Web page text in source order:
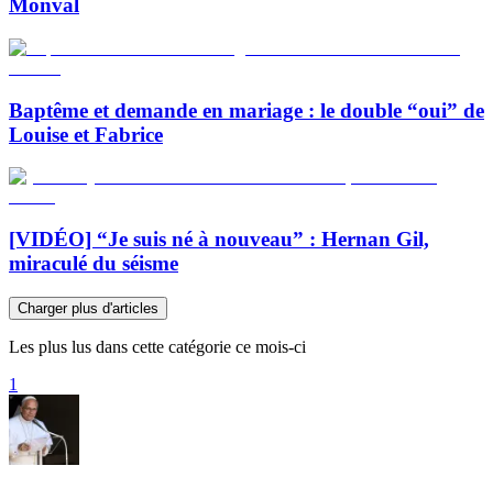
Monval
Baptême et demande en mariage : le double “oui” de
Louise et Fabrice
[VIDÉO] “Je suis né à nouveau” : Hernan Gil,
miraculé du séisme
Charger plus d'articles
Les plus lus dans cette catégorie ce mois-ci
1